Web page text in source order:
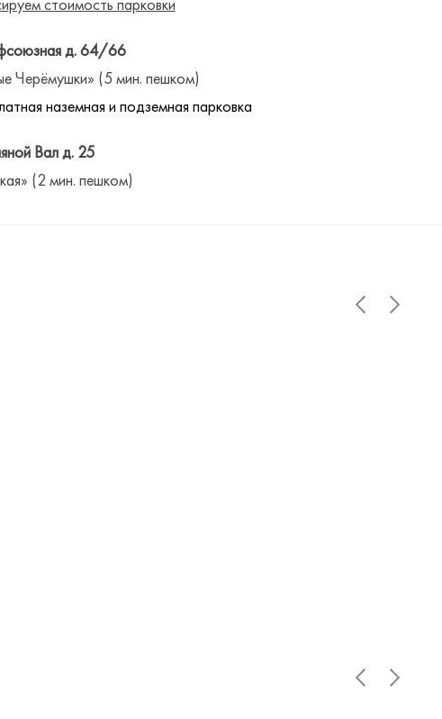
д. 64/66
Черёмушки» (5 мин. пешком)
наземная и подземная парковка
Вал д. 25
(2 мин. пешком)